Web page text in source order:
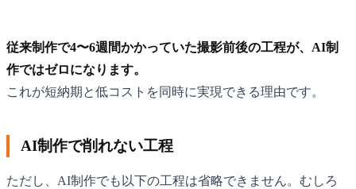
従来制作で4〜6週間かかっていた撮影前後の工程が、AI制
作ではゼロになります。
これが短納期と低コストを同時に実現できる理由です。
AI制作で削れない工程
ただし、AI制作でも以下の工程は省略できません。むしろ